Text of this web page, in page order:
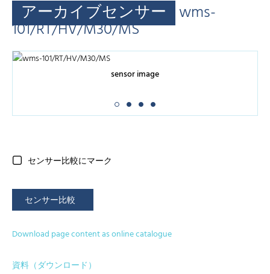
アーカイブセンサー wms-
101/RT/HV/M30/MS
sensor image
センサー比較にマーク
センサー比較
Download page content as online catalogue
資料（ダウンロード）